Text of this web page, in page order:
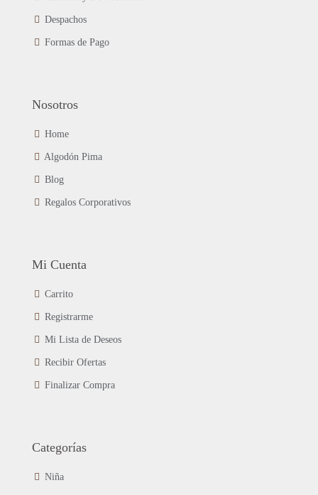
producto
Despachos
Formas de Pago
Nosotros
Home
Algodón Pima
Blog
Regalos Corporativos
Mi Cuenta
Carrito
Registrarme
Mi Lista de Deseos
Recibir Ofertas
Finalizar Compra
Categorías
Niña